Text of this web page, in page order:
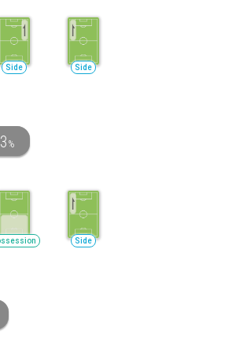
Side Side
%
Side